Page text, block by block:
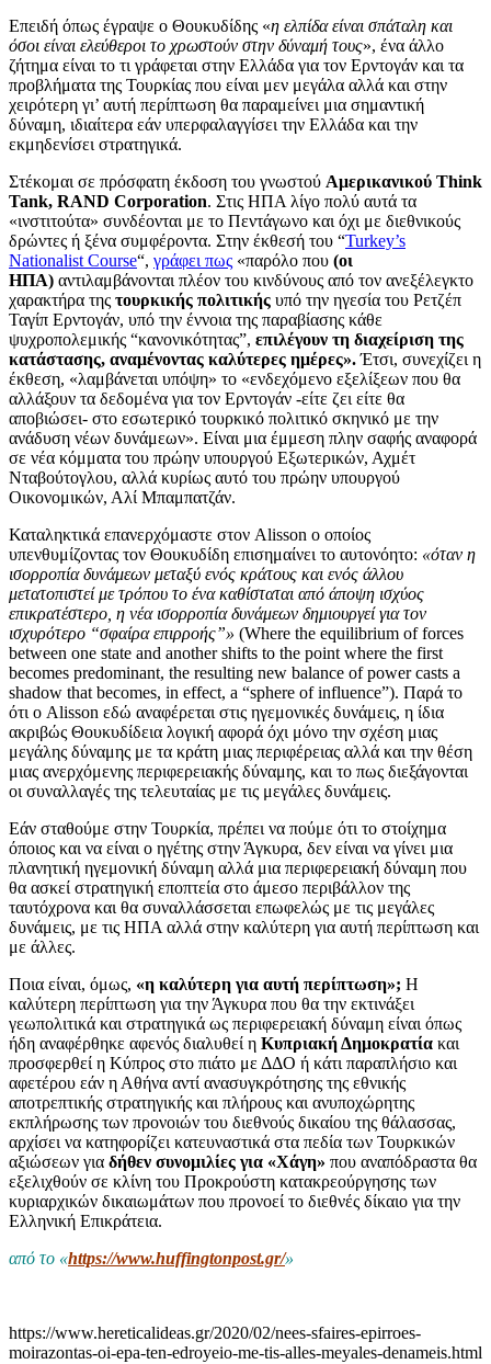
Επειδή όπως έγραψε ο Θουκυδίδης «η ελπίδα είναι σπάταλη και
όσοι είναι ελεύθεροι το χρωστούν στην δύναμή τους», ένα άλλο
ζήτημα είναι το τι γράφεται στην Ελλάδα για τον Ερντογάν και τα
προβλήματα της Τουρκίας που είναι μεν μεγάλα αλλά και στην
χειρότερη γι’ αυτή περίπτωση θα παραμείνει μια σημαντική
δύναμη, ιδιαίτερα εάν υπερφαλαγγίσει την Ελλάδα και την
εκμηδενίσει στρατηγικά.
Στέκομαι σε πρόσφατη έκδοση του γνωστού Αμερικανικού Think
Tank, RAND Corporation. Στις ΗΠΑ λίγο πολύ αυτά τα
«ινστιτούτα» συνδέονται με το Πεντάγωνο και όχι με διεθνικούς
δρώντες ή ξένα συμφέροντα. Στην έκθεσή του “Turkey’s
Nationalist Course“, γράφει πως «παρόλο που (οι
ΗΠΑ) αντιλαμβάνονται πλέον του κινδύνους από τον ανεξέλεγκτο
χαρακτήρα της τουρκικής πολιτικής υπό την ηγεσία του Ρετζέπ
Ταγίπ Ερντογάν, υπό την έννοια της παραβίασης κάθε
ψυχροπολεμικής “κανονικότητας”, επιλέγουν τη διαχείριση της
κατάστασης, αναμένοντας καλύτερες ημέρες».Έτσι, συνεχίζει η
έκθεση, «λαμβάνεται υπόψη» το «ενδεχόμενο εξελίξεων που θα
αλλάξουν τα δεδομένα για τον Ερντογάν -είτε ζει είτε θα
αποβιώσει- στο εσωτερικό τουρκικό πολιτικό σκηνικό με την
ανάδυση νέων δυνάμεων». Είναι μια έμμεση πλην σαφής αναφορά
σε νέα κόμματα του πρώην υπουργού Εξωτερικών, Αχμέτ
Νταβούτογλου, αλλά κυρίως αυτό του πρώην υπουργού
Οικονομικών, Αλί Μπαμπατζάν.
Καταληκτικά επανερχόμαστε στον Alisson ο οποίος
υπενθυμίζοντας τον Θουκυδίδη επισημαίνει το αυτονόητο: «όταν η
ισορροπία δυνάμεων μεταξύ ενός κράτους και ενός άλλου
μετατοπιστεί με τρόπου το ένα καθίσταται από άποψη ισχύος
επικρατέστερο, η νέα ισορροπία δυνάμεων δημιουργεί για τον
ισχυρότερο “σφαίρα επιρροής”» (Where the equilibrium of forces
between one state and another shifts to the point where the first
becomes predominant, the resulting new balance of power casts a
shadow that becomes, in effect, a “sphere of influence”). Παρά το
ότι ο Alisson εδώ αναφέρεται στις ηγεμονικές δυνάμεις, η ίδια
ακριβώς Θουκυδίδεια λογική αφορά όχι μόνο την σχέση μιας
μεγάλης δύναμης με τα κράτη μιας περιφέρειας αλλά και την θέση
μιας ανερχόμενης περιφερειακής δύναμης, και το πως διεξάγονται
οι συναλλαγές της τελευταίας με τις μεγάλες δυνάμεις.
Εάν σταθούμε στην Τουρκία, πρέπει να πούμε ότι το στοίχημα
όποιος και να είναι ο ηγέτης στην Άγκυρα, δεν είναι να γίνει μια
πλανητική ηγεμονική δύναμη αλλά μια περιφερειακή δύναμη που
θα ασκεί στρατηγική εποπτεία στο άμεσο περιβάλλον της
ταυτόχρονα και θα συναλλάσσεται επωφελώς με τις μεγάλες
δυνάμεις, με τις ΗΠΑ αλλά στην καλύτερη για αυτή περίπτωση και
με άλλες.
Ποια είναι, όμως, «η καλύτερη για αυτή περίπτωση»; Η
καλύτερη περίπτωση για την Άγκυρα που θα την εκτινάξει
γεωπολιτικά και στρατηγικά ως περιφερειακή δύναμη είναι όπως
ήδη αναφέρθηκε αφενός διαλυθεί η Κυπριακή Δημοκρατία και
προσφερθεί η Κύπρος στο πιάτο με ΔΔΟ ή κάτι παραπλήσιο και
αφετέρου εάν η Αθήνα αντί ανασυγκρότησης της εθνικής
αποτρεπτικής στρατηγικής και πλήρους και ανυποχώρητης
εκπλήρωσης των προνοιών του διεθνούς δικαίου της θάλασσας,
αρχίσει να κατηφορίζει κατευναστικά στα πεδία των Τουρκικών
αξιώσεων για δήθεν συνομιλίες για «Χάγη» που αναπόδραστα θα
εξελιχθούν σε κλίνη του Προκρούστη κατακρεούργησης των
κυριαρχικών δικαιωμάτων που προνοεί το διεθνές δίκαιο για την
Ελληνική Επικράτεια.
από το «https://www.huffingtonpost.gr/»
https://www.hereticalideas.gr/2020/02/nees-sfaires-epirroes-
moirazontas-oi-epa-ten-edroyeio-me-tis-alles-meyales-denameis.html